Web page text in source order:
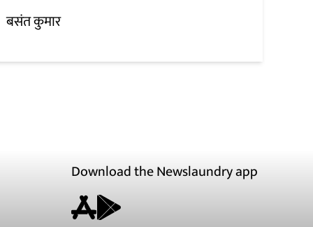
बसंत कुमार
Download the Newslaundry app